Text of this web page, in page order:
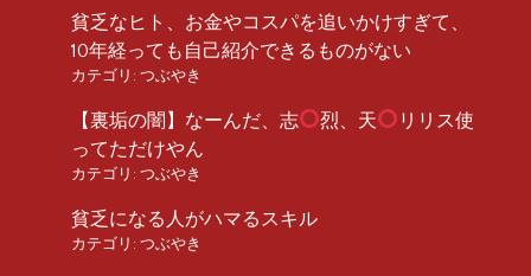
貧乏なヒト、お金やコスパを追いかけすぎて、
10年経っても自己紹介できるものがない
カテゴリ: つぶやき
【裏垢の闇】なーんだ、志 烈、天
リリス使
ってただけやん
カテゴリ: つぶやき
貧乏になる人がハマるスキル
カテゴリ: つぶやき